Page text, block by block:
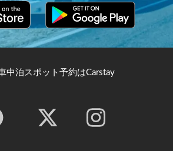
中泊スポット予約はCarstay